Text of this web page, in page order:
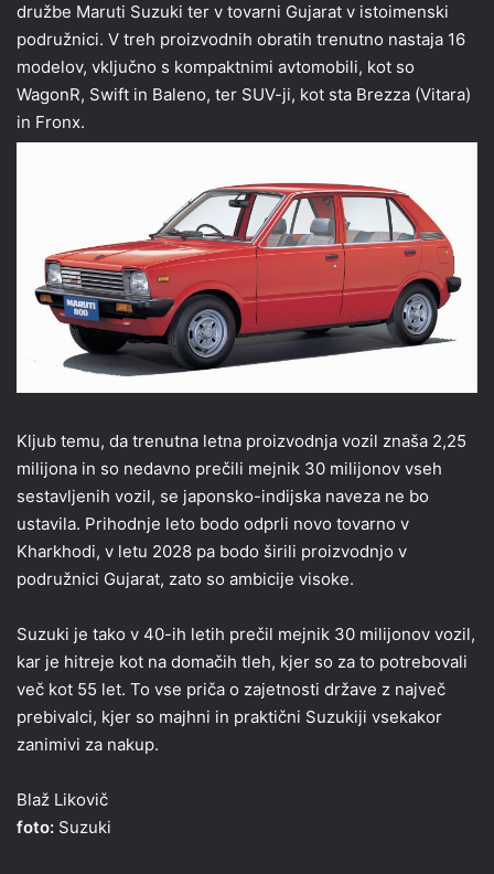
družbe Maruti Suzuki ter v tovarni Gujarat v istoimenski
podružnici. V treh proizvodnih obratih trenutno nastaja 16
modelov, vključno s kompaktnimi avtomobili, kot so
WagonR, Swift in Baleno, ter SUV-ji, kot sta Brezza (Vitara)
in Fronx.
Kljub temu, da trenutna letna proizvodnja vozil znaša 2,25
milijona in so nedavno prečili mejnik 30 milijonov vseh
sestavljenih vozil, se japonsko-indijska naveza ne bo
ustavila. Prihodnje leto bodo odprli novo tovarno v
Kharkhodi, v letu 2028 pa bodo širili proizvodnjo v
podružnici Gujarat, zato so ambicije visoke.
Suzuki je tako v 40-ih letih prečil mejnik 30 milijonov vozil,
kar je hitreje kot na domačih tleh, kjer so za to potrebovali
več kot 55 let. To vse priča o zajetnosti države z največ
prebivalci, kjer so majhni in praktični Suzukiji vsekakor
zanimivi za nakup.
Blaž Likovič
foto: Suzuki